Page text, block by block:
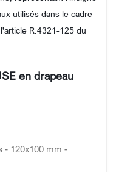
utilisés dans le cadre
R.4321-125 du
en drapeau
- 120x100 mm -